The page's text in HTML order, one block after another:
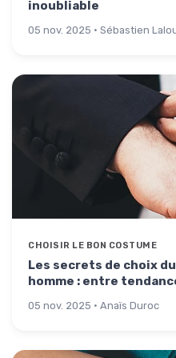
inoubliable
05 nov. 2025 · Sébastien
CHOISIR LE BON COSTUME
Les secrets de choix
homme : entre
05 nov. 2025 · Anaïs Duroc